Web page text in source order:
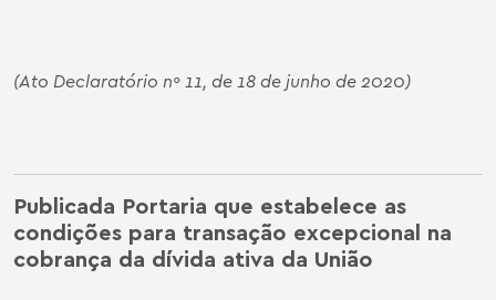
(Ato Declaratório nº 11, de 18 de junho de 2020)
Publicada Portaria que estabelece as
condições para transação excepcional na
cobrança da dívida ativa da União